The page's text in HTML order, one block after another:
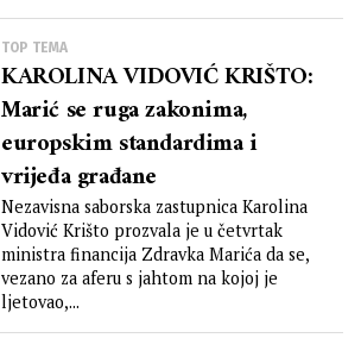
TOP TEMA
KAROLINA VIDOVIĆ KRIŠTO:
Marić se ruga zakonima,
europskim standardima i
vrijeđa građane
Nezavisna saborska zastupnica Karolina
Vidović Krišto prozvala je u četvrtak
ministra financija Zdravka Marića da se,
vezano za aferu s jahtom na kojoj je
ljetovao,...